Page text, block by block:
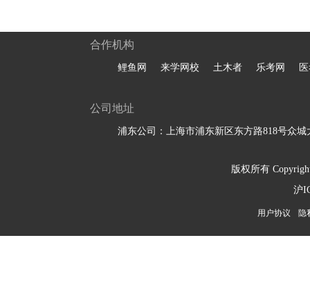
合作机构
鲤鱼网 来学网校 土木者 乐考网
公司地址
浦东公司：上海市浦东新区东方路818号众城
版权所有
沪
用户协议 隐